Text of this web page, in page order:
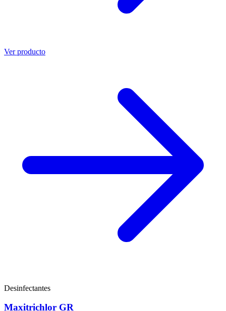
Ver producto
Desinfectantes
Maxitrichlor GR